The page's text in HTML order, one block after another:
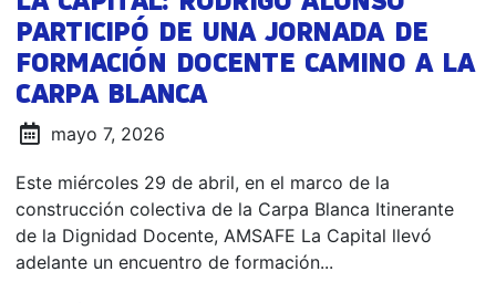
PARTICIPÓ DE UNA JORNADA DE
FORMACIÓN DOCENTE CAMINO A LA
CARPA BLANCA
mayo 7, 2026
Este miércoles 29 de abril, en el marco de la
construcción colectiva de la Carpa Blanca Itinerante
de la Dignidad Docente, AMSAFE La Capital llevó
adelante un encuentro de formación...